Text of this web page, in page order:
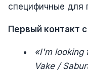
специфичные для
Первый контакт
«I'm looking
Vake /